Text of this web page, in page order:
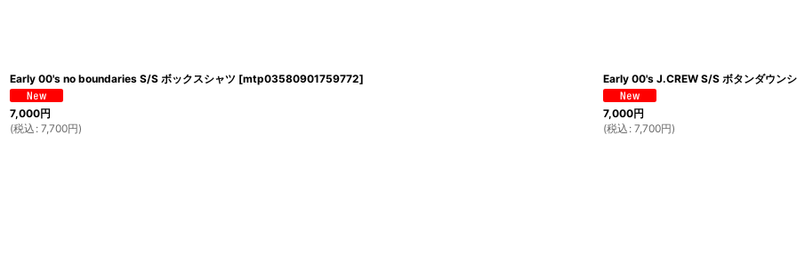
Early 00's no boundaries S/S ボックスシャツ [mtp03580901759772]
7,000円
(税込 : 7,700円)
Early 00's J.CREW S/S ボタンダウン
7,000円
(税込 : 7,700円)